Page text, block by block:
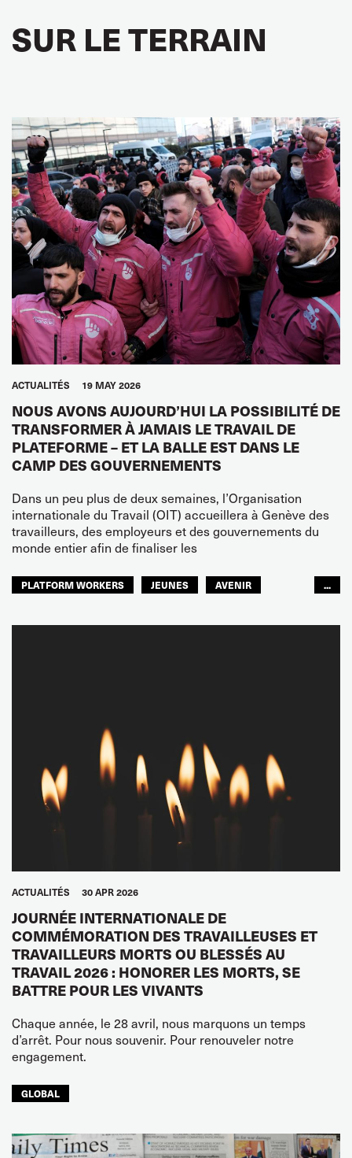
SUR LE TERRAIN
ACTUALITÉS 19 MAY 2026
NOUS AVONS AUJOURD’HUI LA POSSIBILITÉ DE
TRANSFORMER À JAMAIS LE TRAVAIL DE
PLATEFORME – ET LA BALLE EST DANS LE
CAMP DES GOUVERNEMENTS
Dans un peu plus de deux semaines, l’Organisation
internationale du Travail (OIT) accueillera à Genève des
travailleurs, des employeurs et des gouvernements du
monde entier afin de finaliser les
PLATFORM WORKERS JEUNES
AVENIR
...
ACTUALITÉS 30 APR 2026
JOURNÉE INTERNATIONALE DE
COMMÉMORATION DES TRAVAILLEUSES ET
TRAVAILLEURS MORTS OU BLESSÉS AU
TRAVAIL 2026 : HONORER LES MORTS, SE
BATTRE POUR LES VIVANTS
Chaque année, le 28 avril, nous marquons un temps
d’arrêt. Pour nous souvenir. Pour renouveler notre
engagement.
GLOBAL